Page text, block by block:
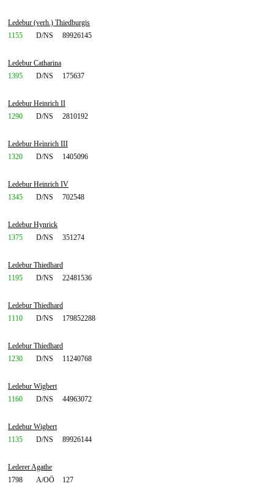
Ledebur (verh.) Thiedburgis
1155
D/NS 89926145
Ledebur Catharina
1395
D/NS 175637
Ledebur Heinrich II
1290
D/NS 2810192
Ledebur Heinrich III
1320
D/NS 1405096
Ledebur Heinrich IV
1345
D/NS 702548
Ledebur Hynrick
1375
D/NS 351274
Ledebur Thiedhard
1195
D/NS 22481536
Ledebur Thiedhard
1110
D/NS 179852288
Ledebur Thiedhard
1230
D/NS 11240768
Ledebur Wigbert
1160
D/NS 44963072
Ledebur Wigbert
1135
D/NS 89926144
Lederer Agathe
1798
A/OÖ 127